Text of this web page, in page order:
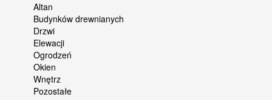
Altan
Budynków drewnianych
Drzwi
Elewacji
Ogrodzeń
Okien
Wnętrz
Pozostałe